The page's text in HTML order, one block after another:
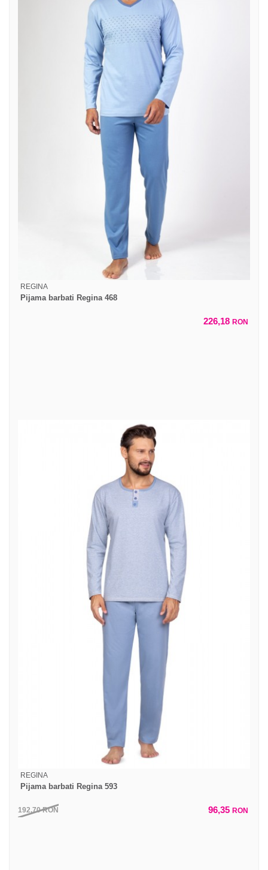
REGINA
Pijama barbati Regina 468
226,18 RON
REGINA
Pijama barbati Regina 593
192,70RON 96,35 RON